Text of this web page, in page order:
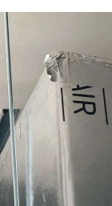
à l’aide de
en bas et l’autre
revêtement